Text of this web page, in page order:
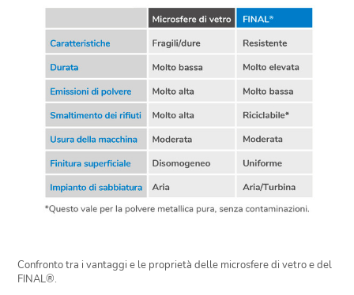
Confronto tra i vantaggi e le proprietà delle microsfere di vetro e del
FINAL®.